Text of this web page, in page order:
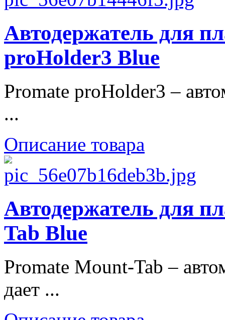
Автодержатель для
proHolder3 Blue
Promate proHolder3 –
...
Описание товара
Автодержатель для
Tab Blue
Promate Mount-Tab –
дает ...